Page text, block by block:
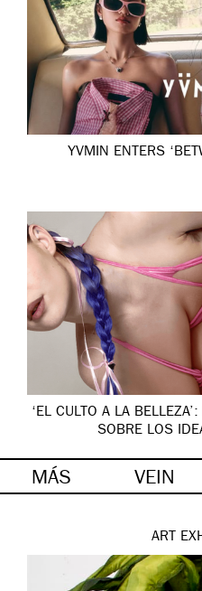
YVMIN ENTERS
‘EL CULTO A LA
SOBRE LOS
MÁS VEIN
ART